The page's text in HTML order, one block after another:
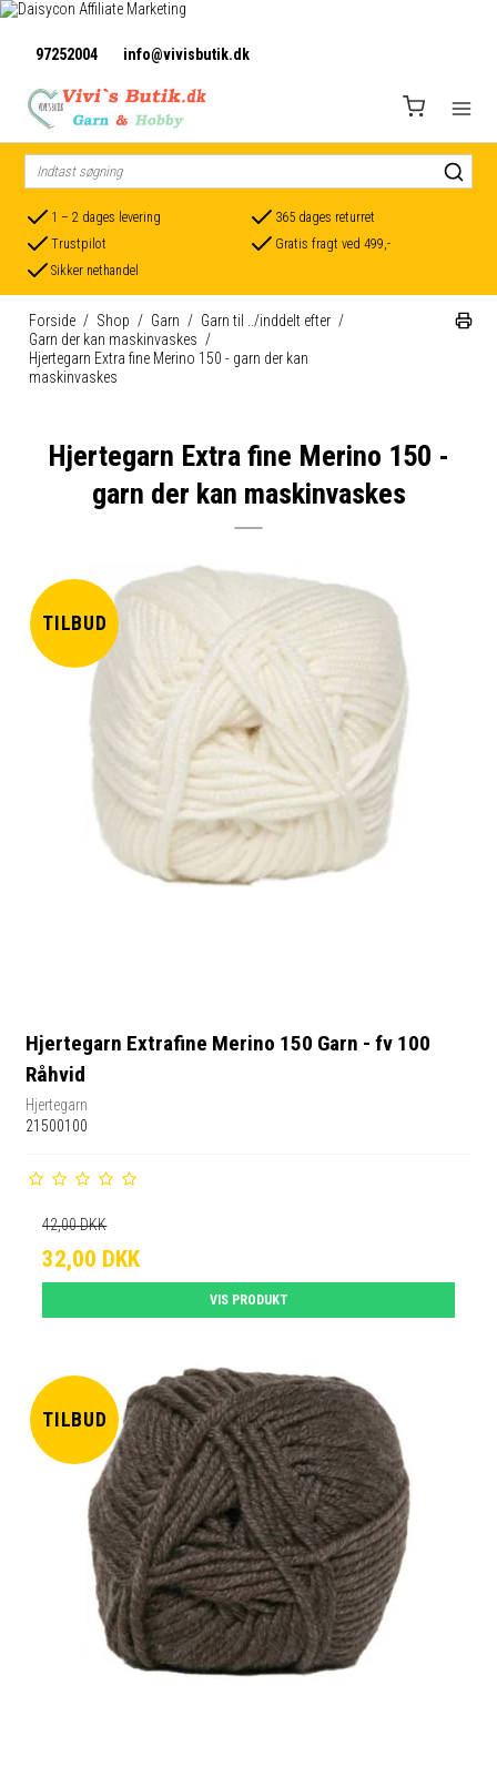
97252004 info@vivisbutik.dk
1 – 2 dages levering
365 dages returret
Trustpilot
Gratis fragt ved 499,-
Sikker nethandel
Forside / Shop / Garn / Garn til ../inddelt efter /
Garn der kan maskinvaskes /
Hjertegarn Extra fine Merino 150 - garn der kan
maskinvaskes
Hjertegarn Extra fine Merino 150 -
garn der kan maskinvaskes
TILBUD
Hjertegarn Extrafine Merino 150 Garn - fv 100
Råhvid
Hjertegarn
21500100
42,00 DKK
32,00 DKK
VIS PRODUKT
TILBUD